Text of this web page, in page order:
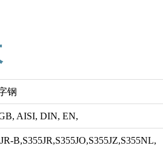
钢
AISI, DIN, EN,
B,S355JR,S355JO,S355JZ,S355NL,